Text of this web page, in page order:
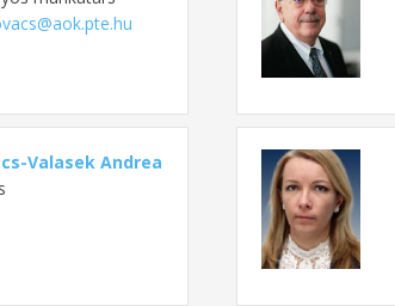
Valasek Andrea